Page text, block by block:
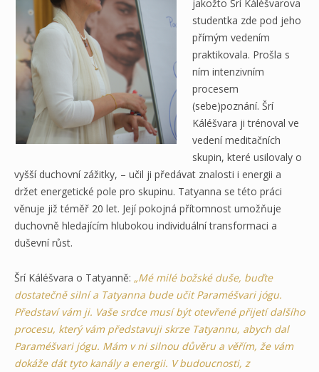
jakožto Šrí Káléšvarova
studentka zde pod jeho
přímým vedením
praktikovala. Prošla s
ním intenzivním
procesem
(sebe)poznání. Šrí
Káléšvara ji trénoval ve
vedení meditačních
skupin, které usilovaly o
vyšší duchovní zážitky, – učil ji předávat znalosti i energii a
držet energetické pole pro skupinu. Tatyanna se této práci
věnuje již téměř 20 let. Její pokojná přítomnost umožňuje
duchovně hledajícím hlubokou individuální transformaci a
duševní růst.
Šrí Káléšvara o Tatyanně: „Mé milé božské duše, buďte
dostatečně silní a Tatyanna bude učit Paraméšvari jógu.
Představí vám ji. Vaše srdce musí být otevřené přijetí dalšího
procesu, který vám představuji skrze Tatyannu, abych dal
Paraméšvari jógu. Mám v ni silnou důvěru a věřím, že vám
dokáže dát tyto kanály a energii. V budoucnosti, z